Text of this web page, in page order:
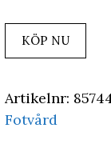
KÖP NU
Artikelnr:
Fotvård